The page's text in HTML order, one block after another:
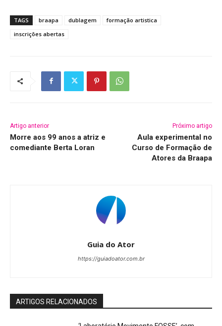
TAGS braapa dublagem
formação artistica
inscrições abertas
Artigo anterior
Morre aos 99 anos a atriz e
comediante Berta Loran
Próximo artigo
Aula experimental no
Curso de Formação de
Atores da Braapa
Guia do Ator
https://guiadoator.com.br
ARTIGOS RELACIONADOS